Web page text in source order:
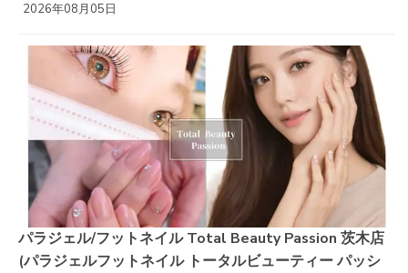
2026年08月05日
パラジェル/フットネイル Total Beauty Passion 茨木店
(パラジェルフットネイル トータルビューティー パッシ